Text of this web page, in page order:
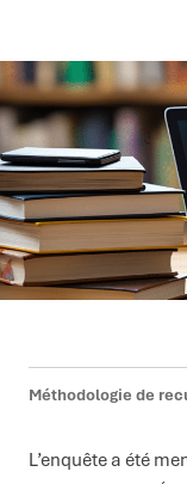
Méthodologie de
L’enquête a été